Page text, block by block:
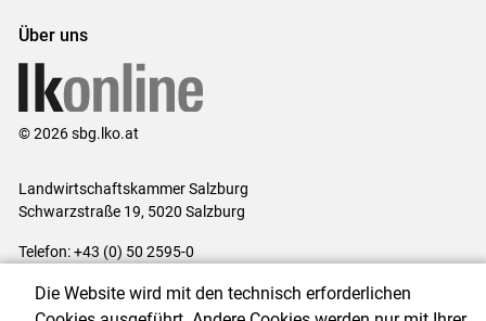
Über uns
© 2026 sbg.lko.at
Landwirtschaftskammer Salzburg
Schwarzstraße 19, 5020 Salzburg
Telefon: +43 (0) 50 2595-0
Impressum|Kontakt|Datenschutzerklärung|Barrierefreiheit|
Die Website wird mit den technisch erforderlichen